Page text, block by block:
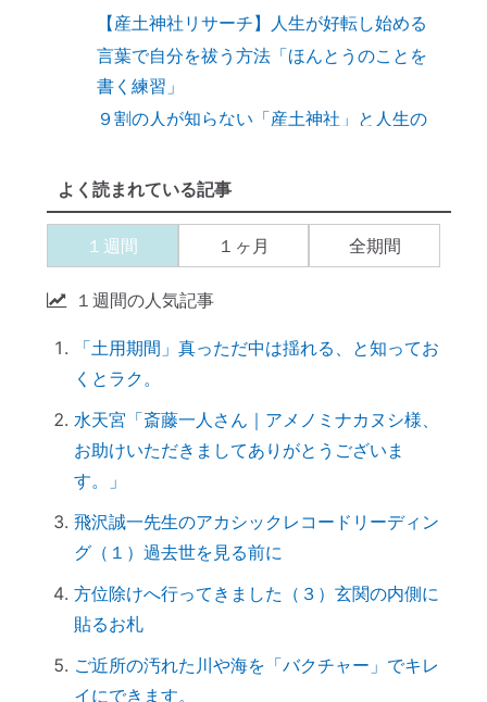
書く練習」
く」スポンジが革命すぎる
【ご感想｜カウンセリング】現実が動き出
しました
【カウンセリング】引き寄せたいなら、先
産土神社に参拝するメリット →「開運スイ
ッチ」が入る
引き寄せられない本当の理由｜潜在意識の
書き換え・癒しが必要だった
【ご感想｜カウンセリング】心配性の家族
も癒してもらいました
初詣に間に合わせるには、今がリサーチの
「氏神神社」と「産土神社」の違いは何で
すか？
「産土神社」の読み方は？ 意味や語源
よく読まれている記事
１週間 １ヶ月 全期間
１週間の人気記事
「土用期間」真っただ中は揺れる、と知ってお
くとラク。
水天宮「斎藤一人さん｜アメノミナカヌシ様、
お助けいただきましてありがとうございま
す。」
飛沢誠一先生のアカシックレコードリーディン
グ（１）過去世を見る前に
方位除けへ行ってきました（３）玄関の内側に
貼るお札
ご近所の汚れた川や海を「バクチャー」でキレ
イにできます。